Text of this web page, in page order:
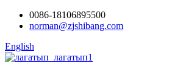
0086-18106895500
norman@zjshibang.com
English